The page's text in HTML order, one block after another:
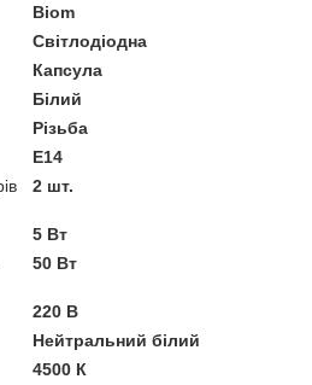
Biom
Світлодіодна
Капсула
Білий
Різьба
E14
2 шт.
5 Вт
50 Вт
220 В
Нейтральний білий
4500 К